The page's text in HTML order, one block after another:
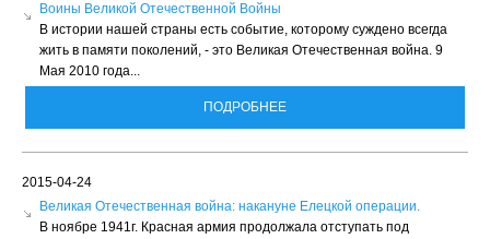
Воины Великой Отечественной Войны
В истории нашей страны есть событие, которому суждено всегда
жить в памяти поколений, - это Великая Отечественная война. 9
Мая 2010 года...
ПОДРОБНЕЕ
2015-04-24
Великая Отечественная война: накануне Елецкой операции.
В ноябре 1941г. Красная армия продолжала отступать под